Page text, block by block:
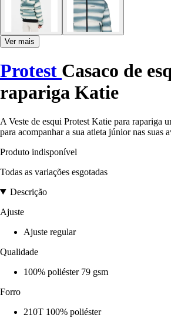
Ver mais
Protest Casaco de
rapariga Katie
A Veste de esqui Protest Katie para rapariga
para acompanhar a sua atleta júnior nas suas
Produto indisponível
Todas as variações esgotadas
Descrição
Ajuste
Ajuste regular
Qualidade
100% poliéster 79 gsm
Forro
210T 100% poliéster